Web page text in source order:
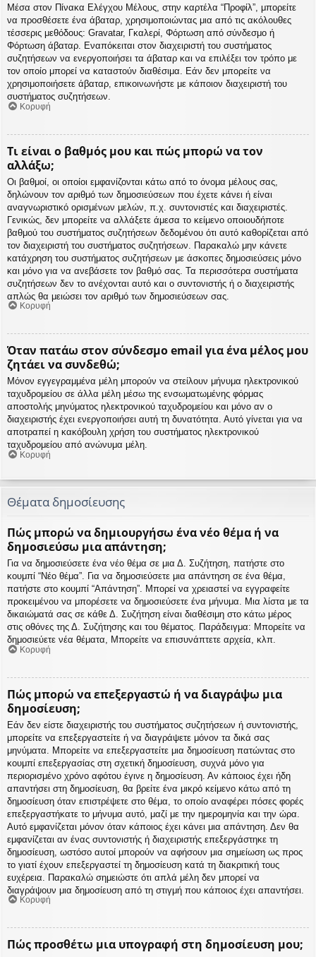
Μέσα στον Πίνακα Ελέγχου Μέλους, στην καρτέλα “Προφίλ”, μπορείτε
να προσθέσετε ένα άβαταρ, χρησιμοποιώντας μια από τις ακόλουθες
τέσσερις μεθόδους: Gravatar, Γκαλερί, Φόρτωση από σύνδεσμο ή
Φόρτωση άβαταρ. Εναπόκειται στον διαχειριστή του συστήματος
συζητήσεων να ενεργοποιήσει τα άβαταρ και να επιλέξει τον τρόπο με
τον οποίο μπορεί να καταστούν διαθέσιμα. Εάν δεν μπορείτε να
χρησιμοποιήσετε άβαταρ, επικοινωνήστε με κάποιον διαχειριστή του
συστήματος συζητήσεων.
Κορυφή
Τι είναι ο βαθμός μου και πώς μπορώ να τον
αλλάξω;
Οι βαθμοί, οι οποίοι εμφανίζονται κάτω από το όνομα μέλους σας,
δηλώνουν τον αριθμό των δημοσιεύσεων που έχετε κάνει ή είναι
αναγνωριστικό ορισμένων μελών, π.χ. συντονιστές και διαχειριστές.
Γενικώς, δεν μπορείτε να αλλάξετε άμεσα το κείμενο οποιουδήποτε
βαθμού του συστήματος συζητήσεων δεδομένου ότι αυτό καθορίζεται από
τον διαχειριστή του συστήματος συζητήσεων. Παρακαλώ μην κάνετε
κατάχρηση του συστήματος συζητήσεων με άσκοπες δημοσιεύσεις μόνο
και μόνο για να ανεβάσετε τον βαθμό σας. Τα περισσότερα συστήματα
συζητήσεων δεν το ανέχονται αυτό και ο συντονιστής ή ο διαχειριστής
απλώς θα μειώσει τον αριθμό των δημοσιεύσεων σας.
Κορυφή
Όταν πατάω στον σύνδεσμο email για ένα μέλος μου
ζητάει να συνδεθώ;
Μόνον εγγεγραμμένα μέλη μπορούν να στείλουν μήνυμα ηλεκτρονικού
ταχυδρομείου σε άλλα μέλη μέσω της ενσωματωμένης φόρμας
αποστολής μηνύματος ηλεκτρονικού ταχυδρομείου και μόνο αν ο
διαχειριστής έχει ενεργοποιήσει αυτή τη δυνατότητα. Αυτό γίνεται για να
αποτραπεί η κακόβουλη χρήση του συστήματος ηλεκτρονικού
ταχυδρομείου από ανώνυμα μέλη.
Κορυφή
Θέματα δημοσίευσης
Πώς μπορώ να δημιουργήσω ένα νέο θέμα ή να
δημοσιεύσω μια απάντηση;
Για να δημοσιεύσετε ένα νέο θέμα σε μια Δ. Συζήτηση, πατήστε στο
κουμπί “Νέο θέμα”. Για να δημοσιεύσετε μια απάντηση σε ένα θέμα,
πατήστε στο κουμπί “Απάντηση”. Μπορεί να χρειαστεί να εγγραφείτε
προκειμένου να μπορέσετε να δημοσιεύσετε ένα μήνυμα. Μια λίστα με τα
δικαιώματά σας σε κάθε Δ. Συζήτηση είναι διαθέσιμη στο κάτω μέρος
στις οθόνες της Δ. Συζήτησης και του θέματος. Παράδειγμα: Μπορείτε να
δημοσιεύετε νέα θέματα, Μπορείτε να επισυνάπτετε αρχεία, κλπ.
Κορυφή
Πώς μπορώ να επεξεργαστώ ή να διαγράψω μια
δημοσίευση;
Εάν δεν είστε διαχειριστής του συστήματος συζητήσεων ή συντονιστής,
μπορείτε να επεξεργαστείτε ή να διαγράψετε μόνον τα δικά σας
μηνύματα. Μπορείτε να επεξεργαστείτε μια δημοσίευση πατώντας στο
κουμπί επεξεργασίας στη σχετική δημοσίευση, συχνά μόνο για
περιορισμένο χρόνο αφότου έγινε η δημοσίευση. Αν κάποιος έχει ήδη
απαντήσει στη δημοσίευση, θα βρείτε ένα μικρό κείμενο κάτω από τη
δημοσίευση όταν επιστρέψετε στο θέμα, το οποίο αναφέρει πόσες φορές
επεξεργαστήκατε το μήνυμα αυτό, μαζί με την ημερομηνία και την ώρα.
Αυτό εμφανίζεται μόνον όταν κάποιος έχει κάνει μια απάντηση. Δεν θα
εμφανίζεται αν ένας συντονιστής ή διαχειριστής επεξεργάστηκε τη
δημοσίευση, ωστόσο αυτοί μπορούν να αφήσουν μια σημείωση ως προς
το γιατί έχουν επεξεργαστεί τη δημοσίευση κατά τη διακριτική τους
ευχέρεια. Παρακαλώ σημειώστε ότι απλά μέλη δεν μπορεί να
διαγράψουν μια δημοσίευση από τη στιγμή που κάποιος έχει απαντήσει.
Κορυφή
Πώς προσθέτω μια υπογραφή στη δημοσίευση μου;